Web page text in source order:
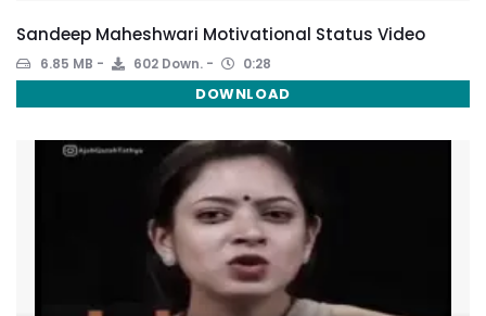
Sandeep Maheshwari Motivational Status Video
6.85 MB 602 Down. 0:28
DOWNLOAD